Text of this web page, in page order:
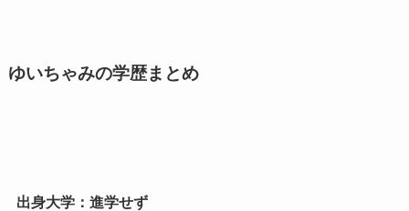
ゆいちゃみの学歴まとめ
出身大学：進学せず